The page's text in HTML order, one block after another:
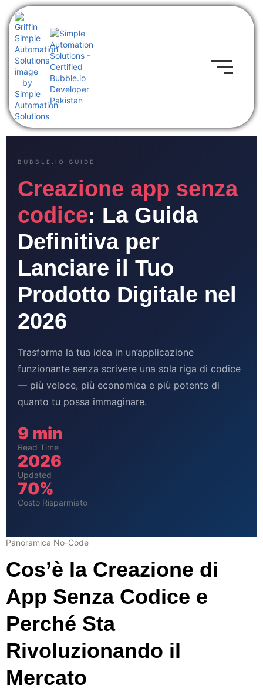
BUBBLE.IO GUIDE
Creazione app senza
codice: La Guida
Definitiva per
Lanciare il Tuo
Prodotto Digitale nel
2026
Trasforma la tua idea in un’applicazione
funzionante senza scrivere una sola riga di codice
— più veloce, più economica e più potente di
quanto tu possa immaginare.
9 min
Read Time
2026
Updated
70%
Costo Risparmiato
Panoramica No-Code
Cos’è la Creazione di
App Senza Codice e
Perché Sta
Rivoluzionando il
Mercato